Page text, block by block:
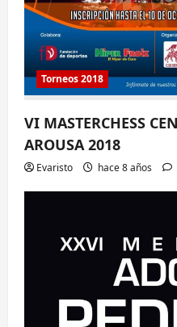
Torneos 2018
VI MASTERCHESS
AROUSA 2018
Evaristo hace 8 años